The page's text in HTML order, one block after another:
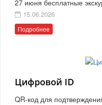
27 июня бесплатные
15.06.2026
Подробнее
Цифровой ID
QR-код для